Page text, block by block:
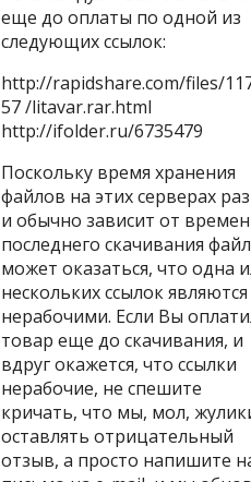
еще до оплаты по одной из
следующих ссылок:
http://rapidshare.com/files/
57 /litavar.rar.html
http://ifolder.ru/6735479
Поскольку время хранения
файлов на этих серверах
и обычно зависит от
последнего скачивания
может оказаться, что одна
нескольких ссылок являются
нерабочими. Если Вы
товар еще до скачивания, и
вдруг окажется, что ссылки
нерабочие, не спешите
кричать, что мы, мол,
оставлять отрицательный
отзыв, а просто напишите